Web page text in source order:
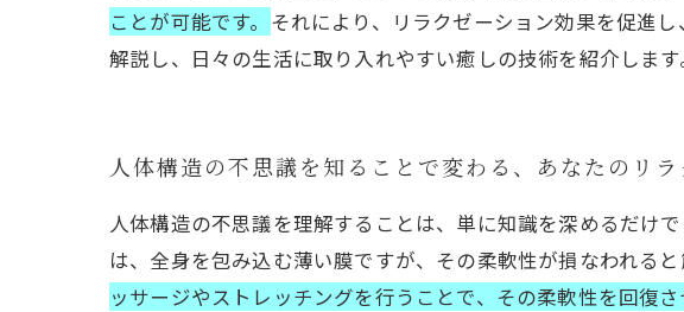
ことが可能です。 それにより、リラクゼーション効果を促進
解説し、日々の生活に取り入れやすい癒しの技術を紹介しま
人体構造の不思議を知ることで変わる、あなたのリ
人体構造の不思議を理解することは、単に知識を深めるだけ
は、全身を包み込む薄い膜ですが、その柔軟性が損なわれる
ッサージやストレッチングを行うことで、その柔軟性を回復